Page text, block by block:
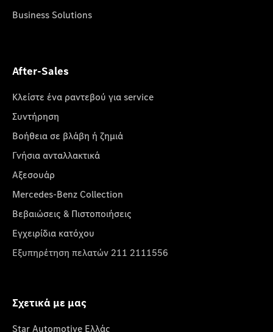
Business Solutions
After-Sales
Κλείστε ένα ραντεβού για service
Συντήρηση
Βοήθεια σε βλάβη ή ζημιά
Γνήσια ανταλλακτικά
Αξεσουάρ
Mercedes-Benz Collection
Βεβαιώσεις & Πιστοποιήσεις
Εγχειρίδια κατόχου
Εξυπηρέτηση πελατών 211 2111556
Σχετικά με μας
Star Automotive Ελλάς